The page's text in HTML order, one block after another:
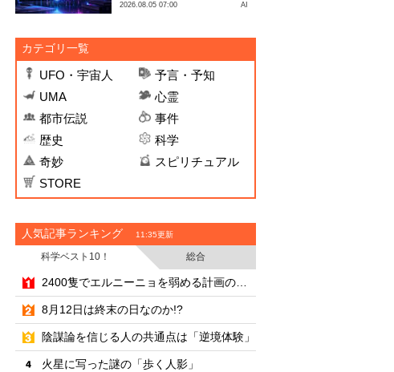
2026.08.05 07:00 AI
カテゴリ一覧
UFO・宇宙人
予言・予知
UMA
心霊
都市伝説
事件
歴史
科学
奇妙
スピリチュアル
STORE
人気記事ランキング 11:35更新
科学ベスト10！
総合
・
2400隻でエルニーニョを弱める計画の副作用
・
8月12日は終末の日なのか!?
・
陰謀論を信じる人の共通点は「逆境体験」
・
火星に写った謎の「歩く人影」